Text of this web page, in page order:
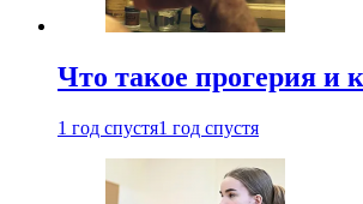
Что такое прогерия и
1 год спустя1 год спустя